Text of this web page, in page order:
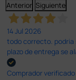
Anterior Siguiente
14 Jul 2026
todo correcto. podria
plazo de entrega se
Comprador verificado